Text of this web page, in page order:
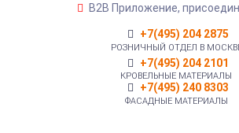
B2B Приложение,
+7(495) 204 2875
РОЗНИЧНЫЙ ОТДЕЛ В
+7(495) 204 2101
КРОВЕЛЬНЫЕ МАТЕРИАЛЫ
+7(495) 240 8303
ФАСАДНЫЕ МАТЕРИАЛЫ